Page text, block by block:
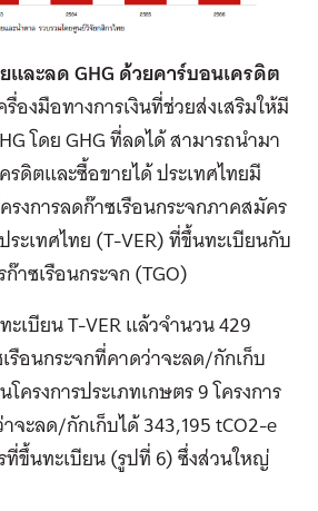
ละลด GHG ด้วยคาร์บอนเครดิต
องมือทางการเงินที่ช่วยส่งเสริมให้มี
โดย GHG ที่ลดได้ สามารถนำมา
ดิตและซื้อขายได้ ประเทศไทยมี
งการลดก๊าซเรือนกระจกภาคสมัคร
ะเทศไทย (T-VER) ที่ขึ้นทะเบียนกับ
าซเรือนกระจก (TGO)
เบียน T-VER แล้วจำนวน 429
รือนกระจกที่คาดว่าจะลด/กักเก็บ
ครงการประเภทเกษตร 9 โครงการ
จะลด/กักเก็บได้ 343,195 tCO2-e
ที่ขึ้นทะเบียน (รูปที่ 6) ซึ่งส่วนใหญ่